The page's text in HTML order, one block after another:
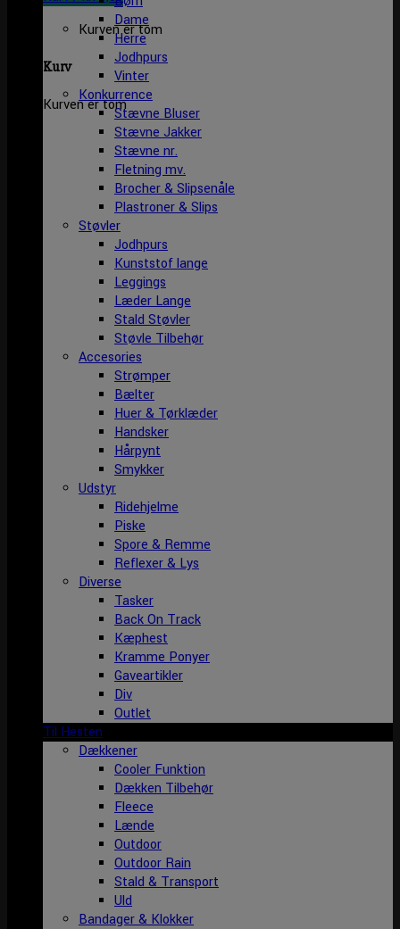
Kurven er tom
Kurv
Kurven er tom
Dame
Herre
Jodhpurs
Vinter
Konkurrence
Stævne Bluser
Stævne Jakker
Stævne nr.
Fletning mv.
Brocher & Slipsenåle
Plastroner & Slips
Støvler
Jodhpurs
Kunststof lange
Leggings
Læder Lange
Stald Støvler
Støvle Tilbehør
Accesories
Strømper
Bælter
Huer & Tørklæder
Handsker
Hårpynt
Smykker
Udstyr
Ridehjelme
Piske
Spore & Remme
Reflexer & Lys
Diverse
Tasker
Back On Track
Kæphest
Kramme Ponyer
Gaveartikler
Div
Outlet
Til Hesten
Dækkener
Cooler Funktion
Dækken Tilbehør
Fleece
Lænde
Outdoor
Outdoor Rain
Stald & Transport
Uld
Bandager & Klokker